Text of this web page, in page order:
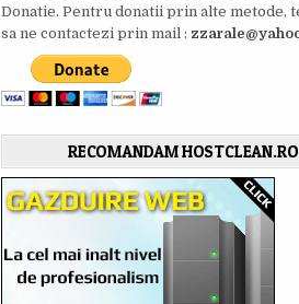
Donatie. Pentru donatii prin alte metode,
sa ne contactezi prin mail :
RECOMANDAM HOSTCLEAN.RO